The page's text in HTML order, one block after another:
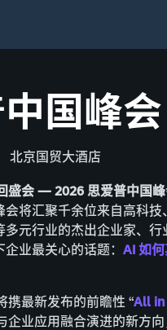
国峰会
北京国贸大酒店
盛会 — 2026 思爱普中国
会将汇聚千余位来自高科技
多元行业的杰出企业家、
业最关心的话题： AI 如
携最新发布的前瞻性 “All in
企业应用融合演进的新方